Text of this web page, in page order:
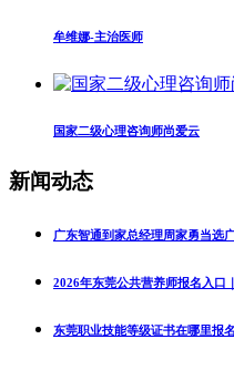
牟维娜-主治医师
国家二级心理咨询师尚爱云
新闻动态
广东智通到家总经理周家勇当选
2026年东莞公共营养师报名入口
东莞职业技能等级证书在哪里报